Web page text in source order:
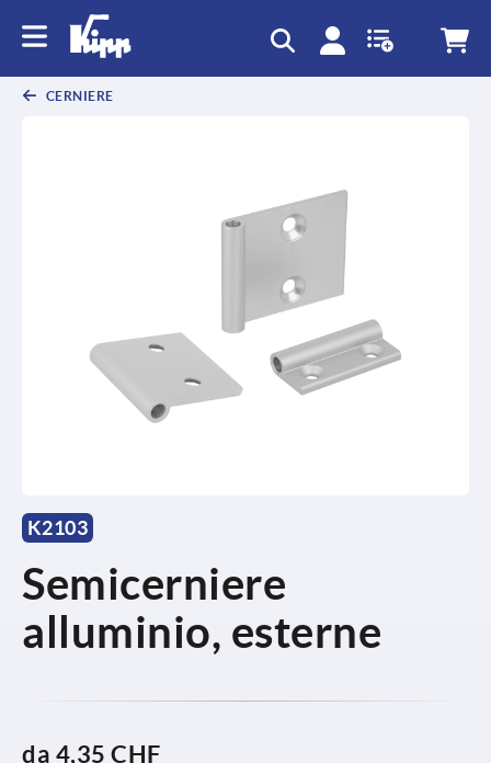
CERNIERE
K2103
Semicerniere
alluminio, esterne
da 4,35 CHF